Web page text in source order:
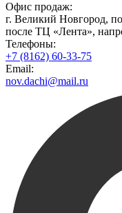
Офис продаж:
г. Великий Новгород,
после ТЦ «Лента»,
Телефоны:
+7 (8162) 60-33-75
Email:
nov.dachi@mail.ru